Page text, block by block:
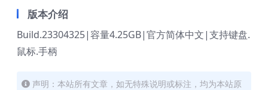
版本介绍
Build.23304325|容量4.25GB|官方简体中文|支持键盘.
鼠标.手柄
声明：本站所有文章，如无特殊说明或标注，均为本站原